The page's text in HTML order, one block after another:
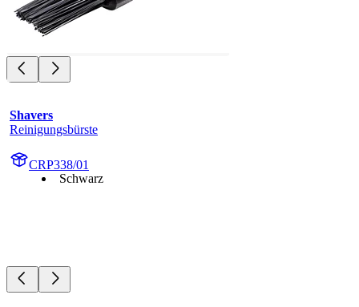
Shavers
Reinigungsbürste
CRP338/01
Schwarz